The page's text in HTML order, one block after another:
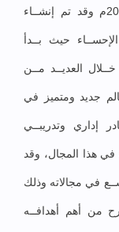
معهــد البصائــر للتدريــب تأســس عــام 2006م وقد تم إنشــاء
حيث بــدأ
العديــد مــن
عالم جديد ومتميز في
إداري وتدريبــي
في هذا المجال، وقد
في مجالاته وذلك
من أهم أهدافــه